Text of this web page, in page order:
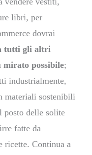
libri, per
dovrai
tutti gli altri
mirato possibile;
industrialmente,
materiali sostenibili
posto delle solite
fatte da
ricette. Continua a